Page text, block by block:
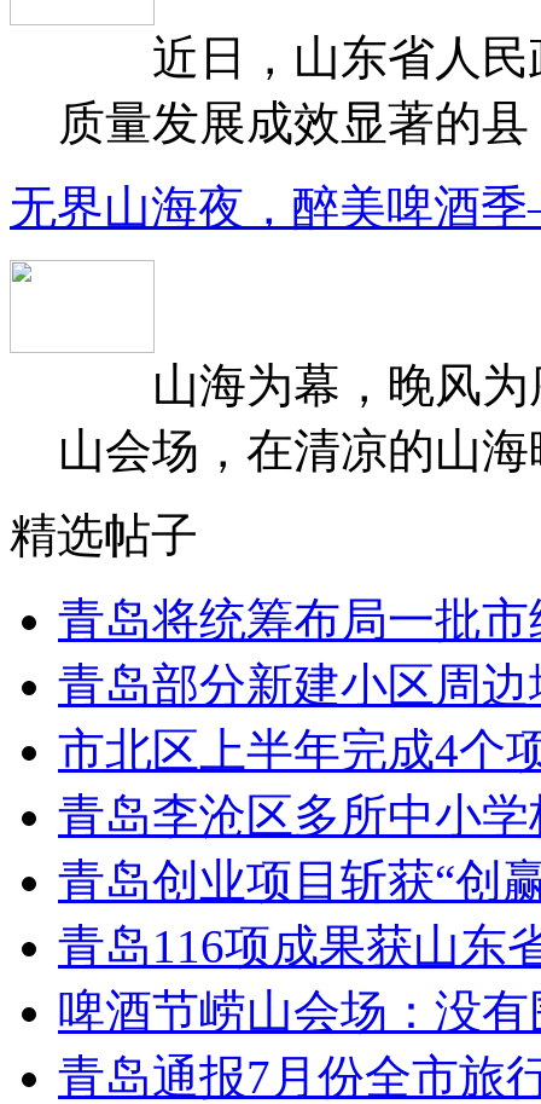
近日，山东省人民
质量发展成效显著的
无界山海夜，醉美啤酒
山海为幕，晚风为
山会场，在清凉的山
精选帖子
青岛将统筹布局一批市
青岛部分新建小区周
市北区上半年完成4个
青岛李沧区多所中小
青岛创业项目斩获“创
青岛116项成果获山东
啤酒节崂山会场：没有
青岛通报7月份全市旅